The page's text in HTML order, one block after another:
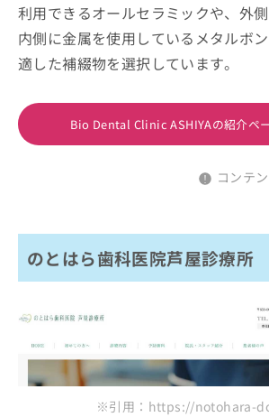
利用できるオールセラミックや、外
内側に金属を使用しているメタルボ
適した補綴物を選択しています。
Bio Dental Clinic ASHIYAの紹介ペ
コンテ
のとはら歯科医院芦屋診療所
※引用：https://notohara-